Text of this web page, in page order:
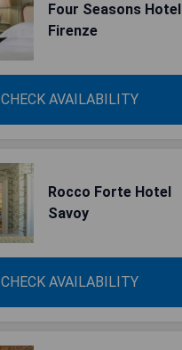
Four Seasons Hotel
Firenze
CHECK AVAILABILITY
Rocco Forte Hotel
Savoy
CHECK AVAILABILITY